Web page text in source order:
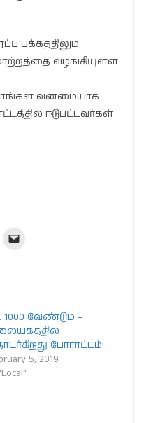
பக்கத்திலும்
வழங்கியுள்ள
வன்மையாக
ஈடுபட்டவர்கள்
1000 வேண்டும் –
போராட்டம்!
5, 2019